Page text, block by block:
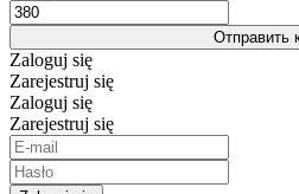
Отправить
Zaloguj się
Zarejestruj się
Zaloguj się
Zarejestruj się